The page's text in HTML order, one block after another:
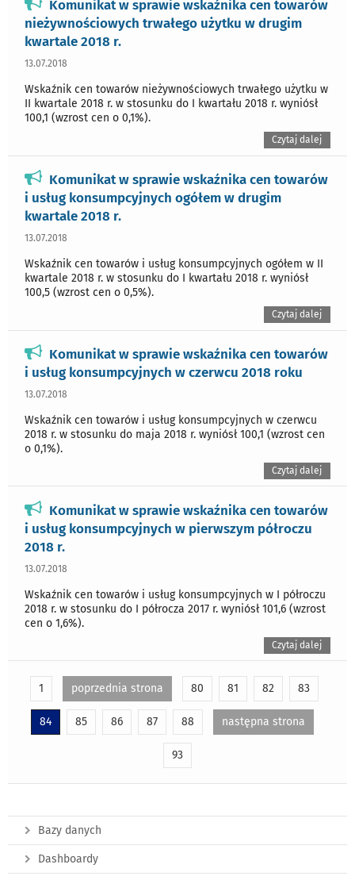
Komunikat w sprawie wskaźnika cen towarów
nieżywnościowych trwałego użytku w drugim
kwartale 2018 r.
13.07.2018
Wskaźnik cen towarów nieżywnościowych trwałego użytku w
II kwartale 2018 r. w stosunku do I kwartału 2018 r. wyniósł
100,1 (wzrost cen o 0,1%).
Czytaj dalej
Komunikat w sprawie wskaźnika cen towarów
i usług konsumpcyjnych ogółem w drugim
kwartale 2018 r.
13.07.2018
Wskaźnik cen towarów i usług konsumpcyjnych ogółem w II
kwartale 2018 r. w stosunku do I kwartału 2018 r. wyniósł
100,5 (wzrost cen o 0,5%).
Czytaj dalej
Komunikat w sprawie wskaźnika cen towarów
i usług konsumpcyjnych w czerwcu 2018 roku
13.07.2018
Wskaźnik cen towarów i usług konsumpcyjnych w czerwcu
2018 r. w stosunku do maja 2018 r. wyniósł 100,1 (wzrost cen
o 0,1%).
Czytaj dalej
Komunikat w sprawie wskaźnika cen towarów
i usług konsumpcyjnych w pierwszym półroczu
2018 r.
13.07.2018
Wskaźnik cen towarów i usług konsumpcyjnych w I półroczu
2018 r. w stosunku do I półrocza 2017 r. wyniósł 101,6 (wzrost
cen o 1,6%).
Czytaj dalej
1 poprzednia strona 80 81 82 83
84 85 86 87 88 następna strona
93
Bazy danych
Dashboardy